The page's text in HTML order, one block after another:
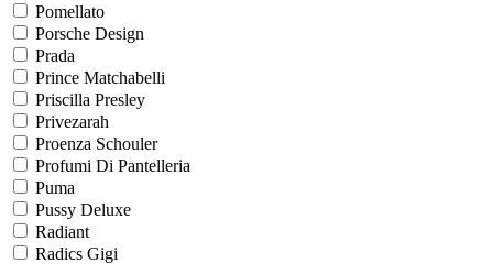
Pomellato
Porsche Design
Prada
Prince Matchabelli
Priscilla Presley
Privezarah
Proenza Schouler
Profumi Di Pantelleria
Puma
Pussy Deluxe
Radiant
Radics Gigi